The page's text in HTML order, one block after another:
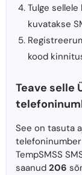
Tulge
kuvatakse
kood
Teave selle
See on tasuta
TempSMSS
saanud 206